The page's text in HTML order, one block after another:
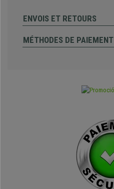
ENVOIS ET RETOURS
MÉTHODES DE PAIEMENT